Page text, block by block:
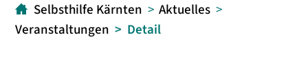
Selbsthilfe Kärnten
Aktuelles
Veranstaltungen
Detail